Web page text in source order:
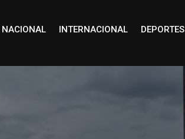
NACIONAL INTERNACIONAL DEPORTES